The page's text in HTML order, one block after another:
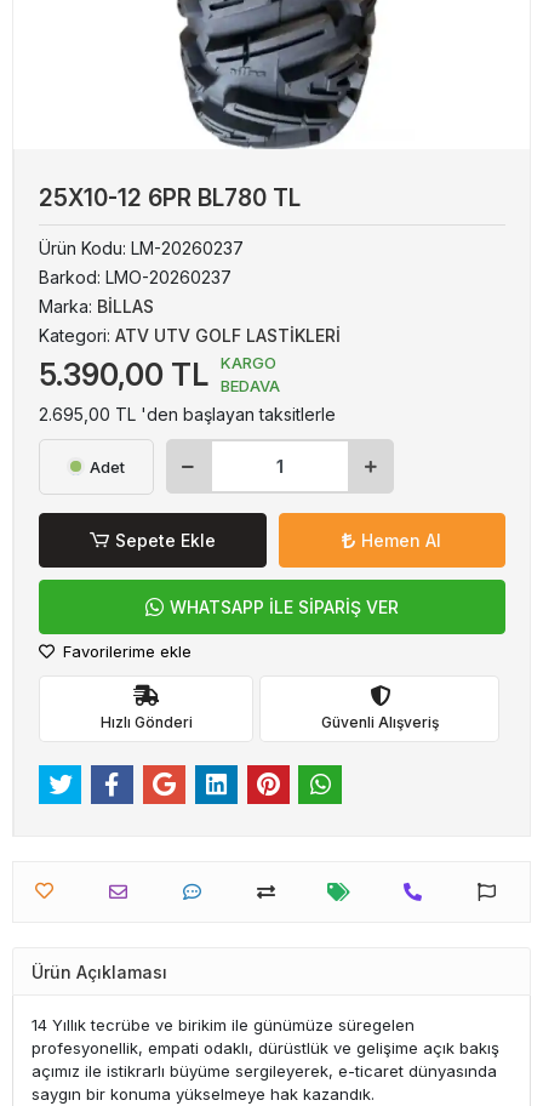
25X10-12 6PR BL780 TL
Ürün Kodu: LM-20260237
Barkod: LMO-20260237
Marka: BİLLAS
Kategori: ATV UTV GOLF LASTİKLERİ
5.390,00 TL
KARGO
BEDAVA
2.695,00 TL 'den başlayan taksitlerle
Adet
Sepete Ekle Hemen Al
WHATSAPP İLE SİPARİŞ VER
Favorilerime ekle
Hızlı Gönderi Güvenli Alışveriş
Ürün Açıklaması
14 Yıllık tecrübe ve birikim ile günümüze süregelen
profesyonellik, empati odaklı, dürüstlük ve gelişime açık bakış
açımız ile istikrarlı büyüme sergileyerek, e-ticaret dünyasında
saygın bir konuma yükselmeye hak kazandık.